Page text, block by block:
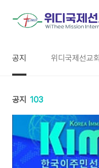
공지 위디국제선교회
공지 103